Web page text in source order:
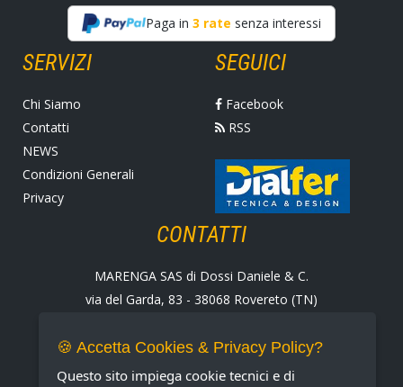
Paga in 3 rate senza interessi
SERVIZI
Chi Siamo
Contatti
NEWS
Condizioni Generali
Privacy
SEGUICI
Facebook
RSS
CONTATTI
MARENGA SAS di Dossi Daniele & C.
via del Garda, 83 - 38068 Rovereto (TN)
Fax +39 0464 430938
E-mail: marenga@marenga.it
🍪 Accetta Cookies & Privacy Policy?
Questo sito impiega cookie tecnici e di